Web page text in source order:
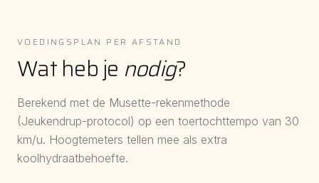
VOEDINGSPLAN PER AFSTAND
Wat heb je nodig?
Berekend met de Musette-rekenmethode
(Jeukendrup-protocol) op een toertochttempo van 30
km/u. Hoogtemeters tellen mee als extra
koolhydraatbehoefte.